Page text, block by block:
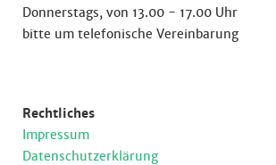
Donnerstags, von 13.00 - 17.00 Uhr
bitte um telefonische Vereinbarung
Rechtliches
Impressum
Datenschutzerklärung